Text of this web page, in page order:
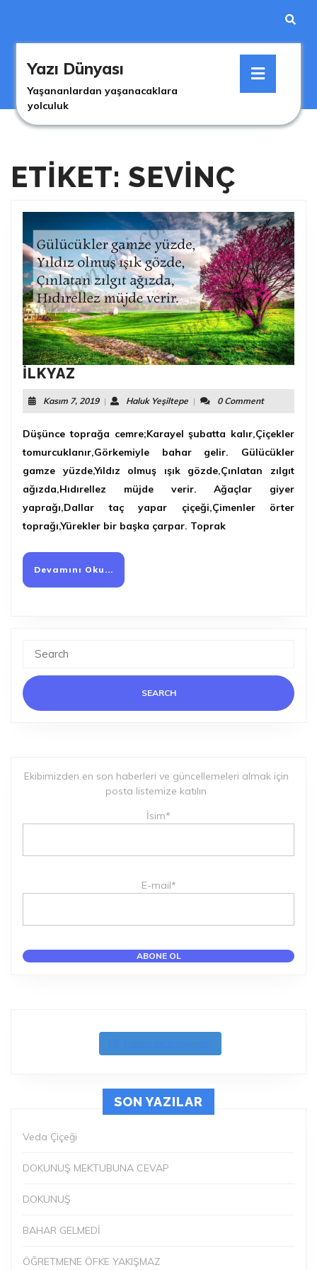
Yazı Dünyası
Yaşananlardan yaşanacaklara
yolculuk
ETIKET: SEVINÇ
İLKYAZ
Kasım 7, 2019Kasım
7,
| Haluk YeşiltepeHaluk
Yeşiltepe
| 0 Comment
Düşünce toprağa cemre;Karayel şubatta kalır,Çiçekler
tomurcuklanır,Görkemiyle bahar gelir. Gülücükler
gamze yüzde,Yıldız olmuş ışık gözde,Çınlatan zılgıt
ağızda,Hıdırellez müjde verir. Ağaçlar giyer
yaprağı,Dallar taç yapar çiçeği,Çimenler örter
toprağı,Yürekler bir başka çarpar. Toprak
Devamını Oku...
Oku...
for:
Ekibimizden en son haberleri ve güncellemeleri almak için
posta listemize katılın
İsim*
E-mail*
Follow on Instagram
SON YAZILAR
Veda Çiçeği
DOKUNUŞ MEKTUBUNA CEVAP
DOKUNUŞ
BAHAR GELMEDİ
ÖĞRETMENE ÖFKE YAKIŞMAZ